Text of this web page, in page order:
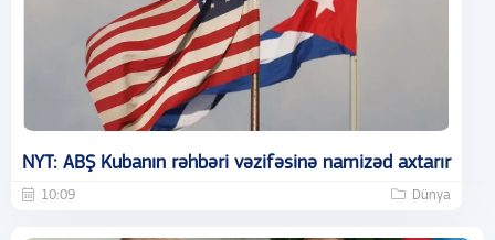
NYT: ABŞ Kubanın rəhbəri vəzifəsinə namizəd axtarır
10:09 Dünya